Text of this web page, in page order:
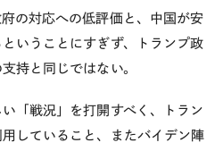
の対応への低評価と、中国が安
いうことにすぎず、トランプ政
持と同じではない。
「戦況」を打開すべく、トラン
していること、またバイデン陣